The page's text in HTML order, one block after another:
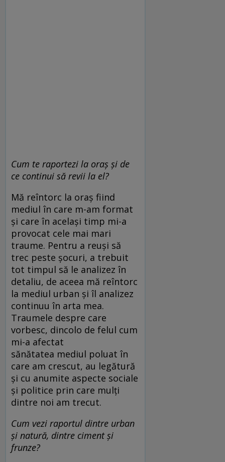
Cum te raportezi la oraș și de
ce continui să revii la el?
Mă reîntorc la oraș fiind
mediul în care m-am format
și care în același timp mi-a
provocat cele mai mari
traume. Pentru a reuși să
trec peste șocuri, a trebuit
tot timpul să le analizez în
detaliu, de aceea mă reîntorc
la mediul urban și îl analizez
continuu în arta mea.
Traumele despre care
vorbesc, dincolo de felul cum
mi-a afectat
sănătatea mediul poluat în
care am crescut, au legătură
și cu anumite aspecte sociale
și politice prin care mulți
dintre noi am trecut.
Cum vezi raportul dintre urban
și natură, dintre ciment și
frunze?